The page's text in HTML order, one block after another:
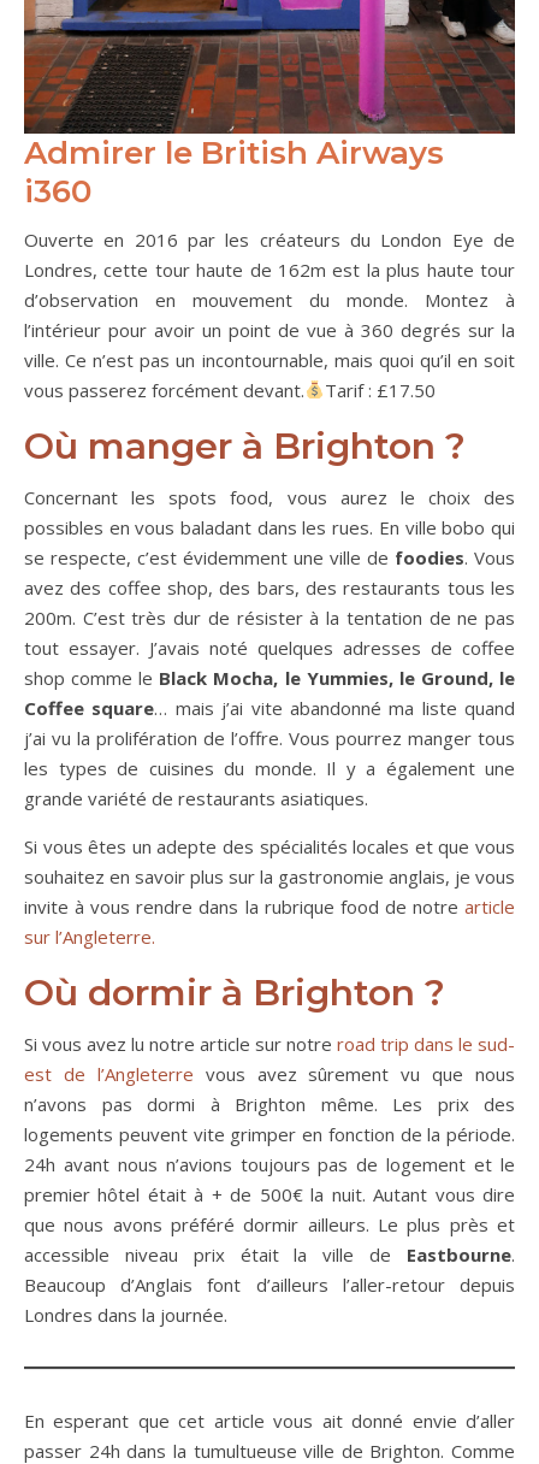
Admirer le British Airways
i360
Ouverte en 2016 par les créateurs du London Eye de
Londres, cette tour haute de 162m est la plus haute tour
d’observation en mouvement du monde. Montez à
l’intérieur pour avoir un point de vue à 360 degrés sur la
ville. Ce n’est pas un incontournable, mais quoi qu’il en soit
vous passerez forcément devant.
Tarif : £17.50
Où manger à Brighton ?
Concernant les spots food, vous aurez le choix des
possibles en vous baladant dans les rues. En ville bobo qui
se respecte, c’est évidemment une ville de foodies. Vous
avez des coffee shop, des bars, des restaurants tous les
200m. C’est très dur de résister à la tentation de ne pas
tout essayer. J’avais noté quelques adresses de coffee
shop comme le Black Mocha, le Yummies, le Ground, le
Coffee square… mais j’ai vite abandonné ma liste quand
j’ai vu la prolifération de l’offre. Vous pourrez manger tous
les types de cuisines du monde. Il y a également une
grande variété de restaurants asiatiques.
Si vous êtes un adepte des spécialités locales et que vous
souhaitez en savoir plus sur la gastronomie anglais, je vous
invite à vous rendre dans la rubrique food de notre article
sur l’Angleterre.
Où dormir à Brighton ?
Si vous avez lu notre article sur notre road trip dans le sud-
est de l’Angleterre vous avez sûrement vu que nous
n’avons pas dormi à Brighton même. Les prix des
logements peuvent vite grimper en fonction de la période.
24h avant nous n’avions toujours pas de logement et le
premier hôtel était à + de 500€ la nuit. Autant vous dire
que nous avons préféré dormir ailleurs. Le plus près et
accessible niveau prix était la ville de Eastbourne.
Beaucoup d’Anglais font d’ailleurs l’aller-retour depuis
Londres dans la journée.
En esperant que cet article vous ait donné envie d’aller
passer 24h dans la tumultueuse ville de Brighton. Comme